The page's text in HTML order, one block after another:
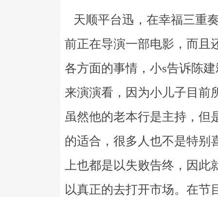
天顺平台迅，在幸福三重
前正在导演一部电影，而且
各方面的事情，小s告诉陈
来演演看，因为小儿子目前
虽然他的老本行是主持，但
的适合，很多人也不是特别
上也都是以失败告终，因
以真正的去打开市场。在节